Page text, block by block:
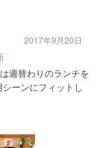
週替わりのランチを
ーンにフィットし
2017年9月20日